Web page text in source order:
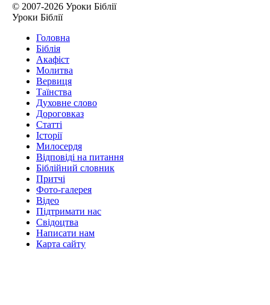
© 2007-2026 Уроки Біблії
Уроки Біблії
Головна
Біблія
Акафіст
Молитва
Вервиця
Таїнства
Духовне слово
Дороговказ
Cтатті
Історії
Милосердя
Відповіді на питання
Біблійний словник
Притчі
Фото-галерея
Відео
Підтримати нас
Свідоцтва
Написати нам
Карта сайту